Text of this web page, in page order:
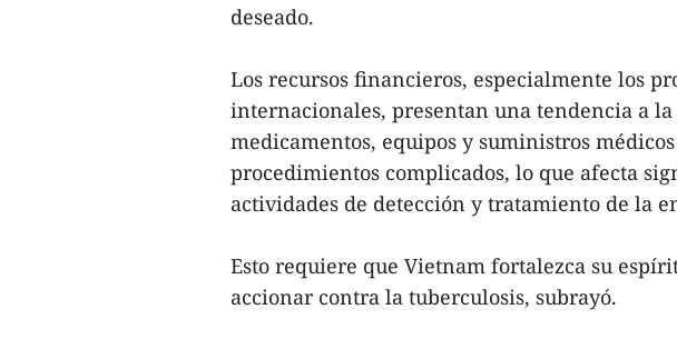
deseado.
Los recursos financieros, especialmente los
internacionales, presentan una tendencia a
medicamentos, equipos y suministros
procedimientos complicados, lo que afecta
actividades de detección y tratamiento de la
Esto requiere que Vietnam fortalezca su
accionar contra la tuberculosis, subrayó.